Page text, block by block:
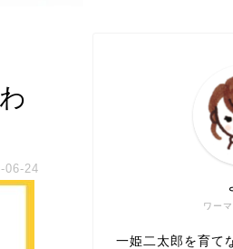
06-24
ワー
一姫二太郎を育て